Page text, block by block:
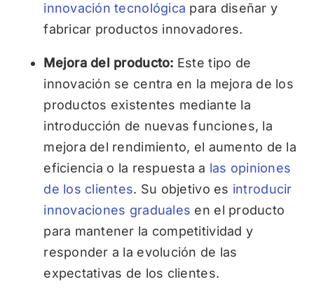
innovación tecnológica para diseñar y
fabricar productos innovadores.
Mejora del producto: Este tipo de
innovación se centra en la mejora de los
productos existentes mediante la
introducción de nuevas funciones, la
mejora del rendimiento, el aumento de la
eficiencia o la respuesta a las opiniones
de los clientes. Su objetivo es introducir
innovaciones graduales en el producto
para mantener la competitividad y
responder a la evolución de las
expectativas de los clientes.